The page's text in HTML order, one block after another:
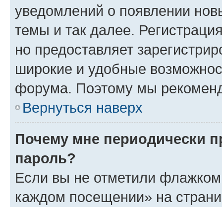
уведомлений о появлении
темы и так далее.
но предоставляет
широкие и удобные
форума. Поэтому мы
Вернуться наверх
Почему мне периодически
пароль?
Если вы не отметили флажком
каждом посещении» на